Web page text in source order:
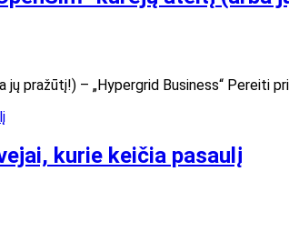
jų pražūtį!) – „Hypergrid Business“ Pereiti
kurie keičia pasaulį